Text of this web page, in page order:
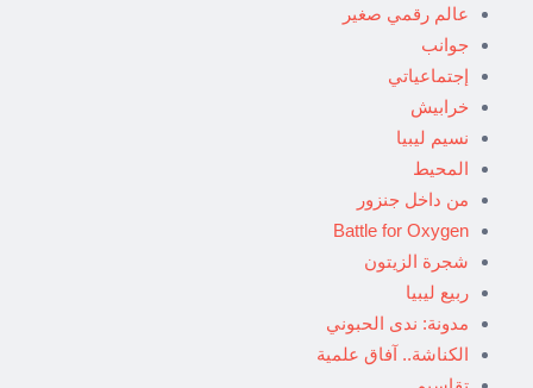
عالم رقمي صغير
جوانب
إجتماعياتي
خرابيش
نسيم ليبيا
المحيط
من داخل جنزور
Battle for Oxygen
شجرة الزيتون
ربيع ليبيا
مدونة: ندى الحبوني
الكناشة.. آفاق علمية